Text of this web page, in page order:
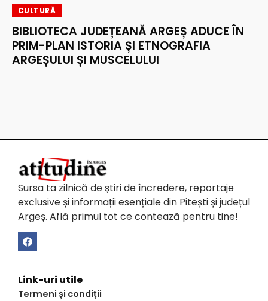
CULTURĂ
BIBLIOTECA JUDEȚEANĂ ARGEȘ ADUCE ÎN
PRIM-PLAN ISTORIA ȘI ETNOGRAFIA
ARGEȘULUI ȘI MUSCELULUI
Sursa ta zilnică de știri de încredere, reportaje
exclusive și informații esențiale din Pitești și județul
Argeș. Află primul tot ce contează pentru tine!
Link-uri utile
Termeni și condiții